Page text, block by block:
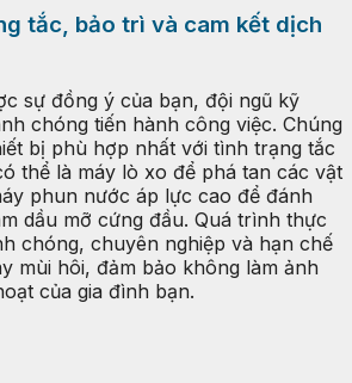
tắc, bảo trì và cam kết dịch
sự đồng ý của bạn, đội ngũ kỹ
chóng tiến hành công việc. Chúng
bị phù hợp nhất với tình trạng tắc
thể là máy lò xo để phá tan các vật
phun nước áp lực cao để đánh
dầu mỡ cứng đầu. Quá trình thực
chóng, chuyên nghiệp và hạn chế
mùi hôi, đảm bảo không làm ảnh
của gia đình bạn.